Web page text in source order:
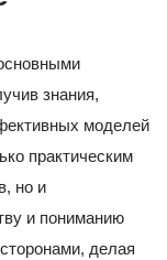
знания,
моделей
практическим
но и
и пониманию
делая